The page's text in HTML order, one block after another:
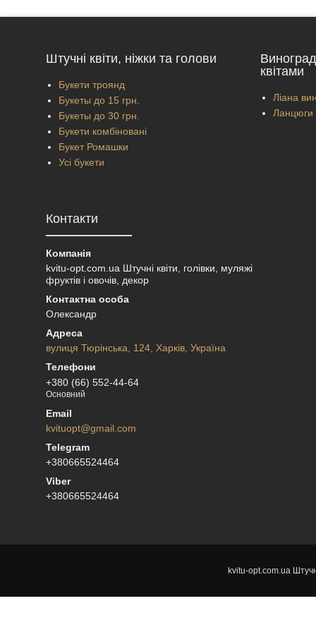
Штучні квіти, ніжки та голови
Букети троянд
Букеты до 15 грн.
Букеты до 30 грн.
Букети комбіновані
Букет Ромашки
Усі букети
квітами
Ліана
Ланцюги
Контакти
kvitu-opt.com.ua Штучні квіти, голівки, муляжі
фруктів і овочів, декор
Олександр
вулиця Тюрінська, 124, Харків, Україна
+380 (66) 552-44-64
Основний
kvituopt@gmail.com
+380665524464
+380665524464